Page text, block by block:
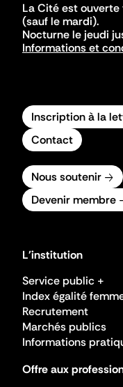
La Cité est ouverte
(sauf le mardi).
Nocturne le jeudi
Informations et
Inscription à la
Contact
Nous soutenir
Devenir membre
L'institution
Service public +
Index égalité
Recrutement
Marchés publics
Informations
Offre aux